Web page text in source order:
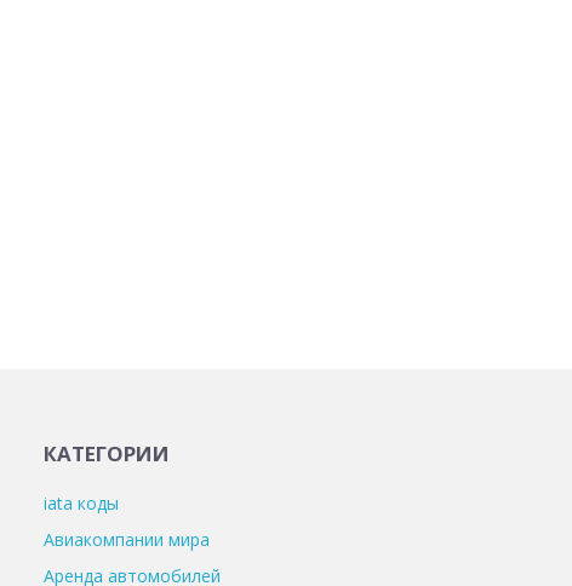
КАТЕГОРИИ
iata коды
Авиакомпании мира
Аренда автомобилей